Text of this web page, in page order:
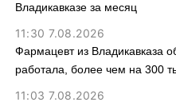
Владикавказе за месяц
11:30 7.08.2026
Фармацевт из Владикавказа
работала, более чем на 300
11:03 7.08.2026